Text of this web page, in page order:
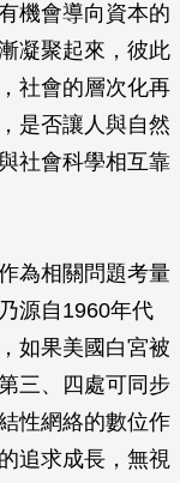
機會導向資本的
凝聚起來，彼此
社會的層次化再
是否讓人與自然
社會科學相互靠
為相關問題考量
源自1960年代
如果美國白宮被
三、四處可同步
性網絡的數位作
追求成長，無視